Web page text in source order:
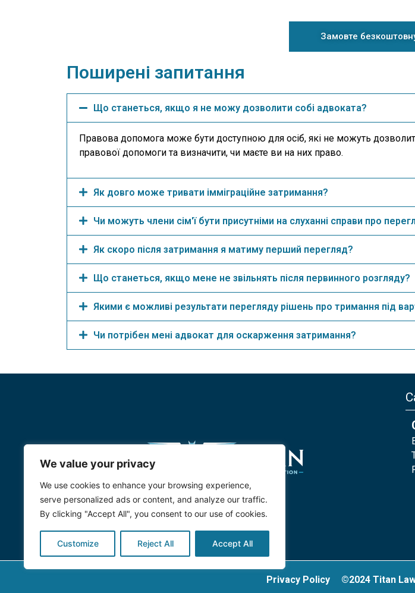
We value your privacy
We use cookies to enhance your browsing experience,
serve personalized ads or content, and analyze our traffic.
By clicking "Accept All", you consent to our use of cookies.
Customize Reject All Accept All
Замовте
Поширені запитання
Що станеться, якщо я не можу дозволити собі адвоката?
Правова допомога може бути доступною для осіб, які не можуть
правової допомоги та визначити, чи маєте ви на них право.
Як довго може тривати імміграційне затримання?
Чи можуть члени сім'ї бути присутніми на слуханні справи про
Як скоро після затримання я матиму перший перегляд?
Що станеться, якщо мене не звільнять після первинного розгляду?
Якими є можливі результати перегляду рішень про тримання під
Чи потрібен мені адвокат для оскарження затримання?
Privacy Policy ©2024 Titan